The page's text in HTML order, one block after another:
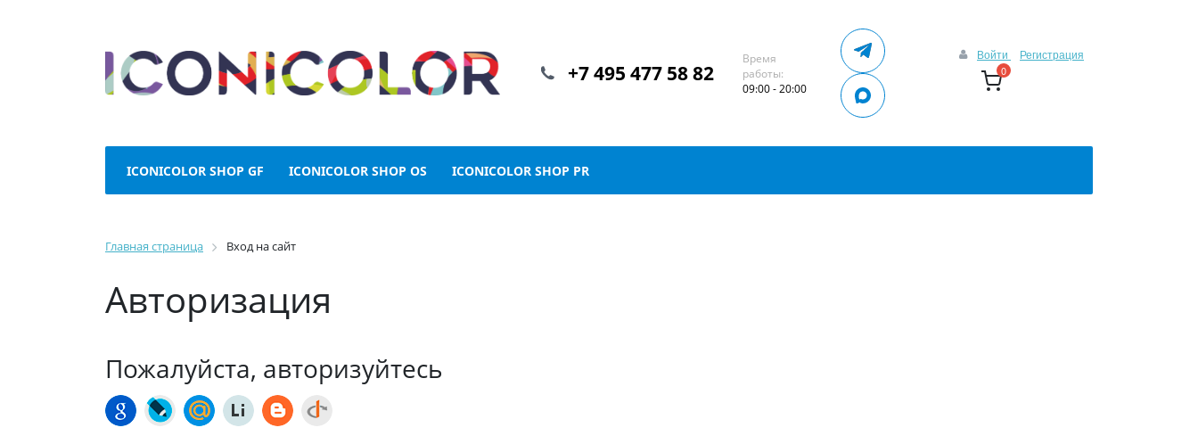
Войти Регистрация
0
+7 495 477 58 82
Время
работы:
09:00 - 20:00
ICONICOLOR SHOP GF ICONICOLOR SHOP OS ICONICOLOR SHOP PR
Главная страница Вход на сайт
Авторизация
Пожалуйста, авторизуйтесь